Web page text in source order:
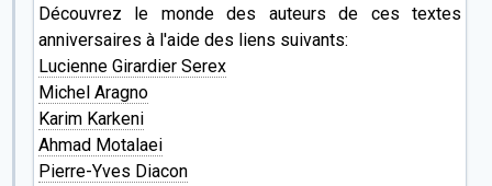
Découvrez le monde des auteurs de ces textes
anniversaires à l'aide des liens suivants:
Lucienne Girardier Serex
Michel Aragno
Karim Karkeni
Ahmad Motalaei
Pierre-Yves Diacon